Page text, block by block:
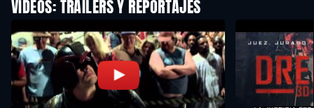
VÍDEOS: TRAILERS Y REPORTAJES